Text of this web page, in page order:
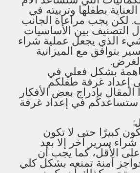
بطفلها وتربيته في
لكن يجب مراعاة الجانب
التصنيف بين الأساسيات
الذي يجعل عملية شراء
بتوافق مع الميزانية
بشكل فعلي في
إعداد غرفة طفلكم
بإدراج بعض الأفكار
ستساعدكم في إعداد غرفة
كبيرًا حتى لا تكون
سرير آخر إلا بعد
الأقل، كما يجب أن
آمنة تمنعه بشكل كلي